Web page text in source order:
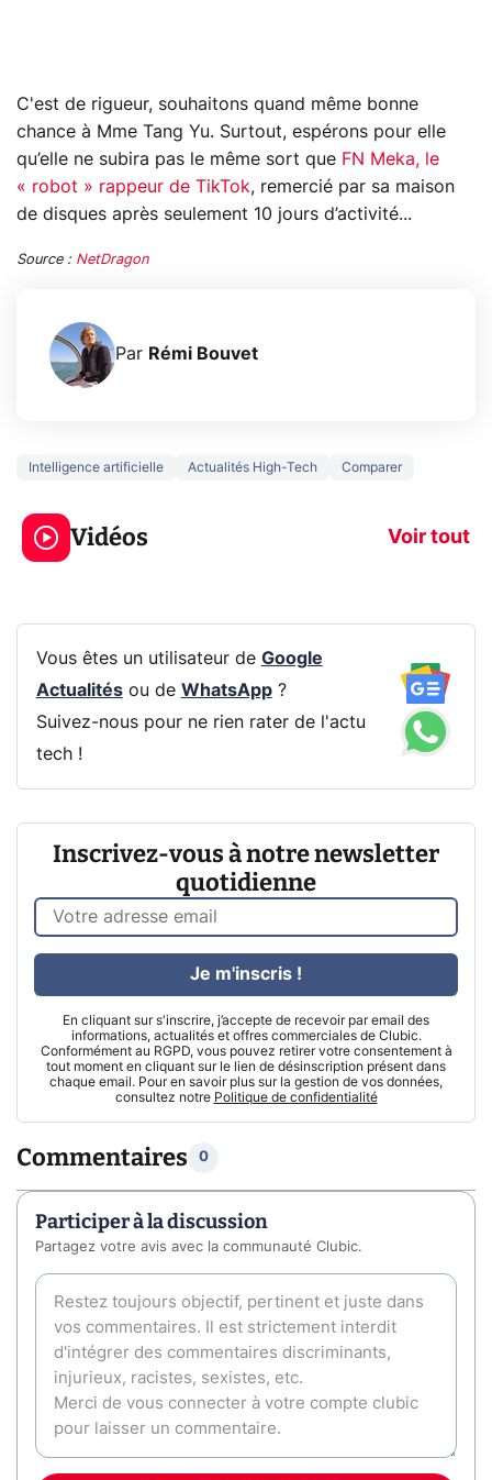
C'est de rigueur, souhaitons quand même bonne
chance à Mme Tang Yu. Surtout, espérons pour elle
qu’elle ne subira pas le même sort que FN Meka, le
« robot » rappeur de TikTok, remercié par sa maison
de disques après seulement 10 jours d’activité...
Source : NetDragon
Par Rémi Bouvet
Intelligence artificielle Actualités High-Tech Comparer
Vidéos Voir tout
3 écrans en 1 pour
319€ ? Voici L'AOC
CQ32G4ZA !
5
prochaine
Vous êtes un utilisateur de Google
Actualitésou de WhatsApp?
Suivez-nous pour ne rien rater de l'actu
tech !
Inscrivez-vous à notre newsletter
quotidienne
En cliquant sur s'inscrire, j’accepte de recevoir par email des
informations, actualités et offres commerciales de Clubic.
Conformément au RGPD, vous pouvez retirer votre consentement à
tout moment en cliquant sur le lien de désinscription présent dans
chaque email. Pour en savoir plus sur la gestion de vos données,
consultez notre Politique de confidentialité
Je m'inscris !
Commentaires 0
Participer à la discussion
Partagez votre avis avec la communauté Clubic.